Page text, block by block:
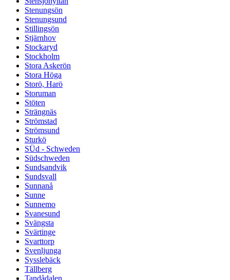
Stenungsön
Stenungsund
Stillingsön
Stjärnhov
Stockaryd
Stockholm
Stora Askerön
Stora Höga
Storö, Harö
Storuman
Stöten
Strängnäs
Strömstad
Strömsund
Sturkö
SÜd - Schweden
Südschweden
Sundsandvik
Sundsvall
Sunnanå
Sunne
Sunnemo
Svanesund
Svängsta
Svärtinge
Svarttorp
Svenljunga
Sysslebäck
Tällberg